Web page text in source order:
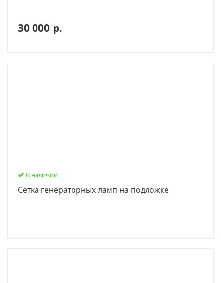
30 000 р.
В наличии
Сетка генераторных ламп на подложке